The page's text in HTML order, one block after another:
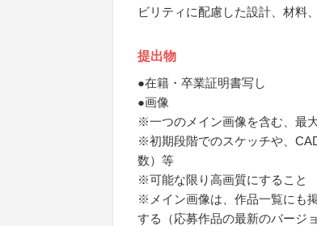
ビリティに配慮した設計、材料
提出物
●在籍・卒業証明書写し
●画像
※一つのメイン画像を含む、最
※初期段階でのスケッチや、
数）等
※可能な限り高画質にすること
※メイン画像は、作品一覧にも
する（応募作品の最新のバージ